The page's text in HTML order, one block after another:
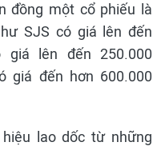
đồng một cổ phiếu là
SJS có giá lên đến
giá lên đến 250.000
giá đến hơn 600.000
lao dốc từ những